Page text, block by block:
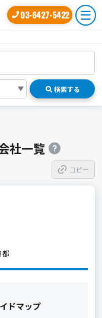
03-6427-5422
検索する
社一覧
コピー
都
ドマップ